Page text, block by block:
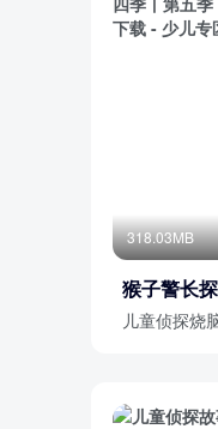
318.03MB
猴子警长
季丨非官方
儿童侦探烧